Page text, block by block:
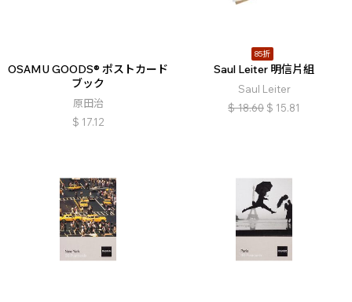
OSAMU GOODS® ポストカード
ブック
原田治
$ 17.12
85折
Saul Leiter 明信片組
Saul Leiter
$ 18.60 $ 15.81